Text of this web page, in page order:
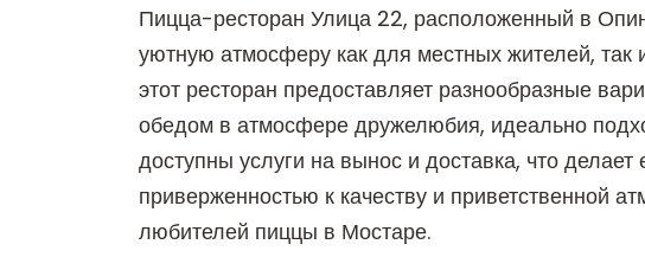
Пицца-ресторан Улица 22, расположенный в
уютную атмосферу как для местных жителей,
этот ресторан предоставляет разнообразные
обедом в атмосфере дружелюбия, идеально
доступны услуги на вынос и доставка, что
приверженностью к качеству и приветственной
любителей пиццы в Мостаре.